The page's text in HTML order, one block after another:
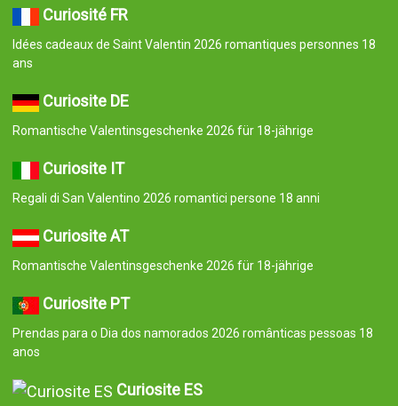
Curiosité FR
Idées cadeaux de Saint Valentin 2026 romantiques personnes 18
ans
Curiosite DE
Romantische Valentinsgeschenke 2026 für 18-jährige
Curiosite IT
Regali di San Valentino 2026 romantici persone 18 anni
Curiosite AT
Romantische Valentinsgeschenke 2026 für 18-jährige
Curiosite PT
Prendas para o Dia dos namorados 2026 românticas pessoas 18
anos
Curiosite ES